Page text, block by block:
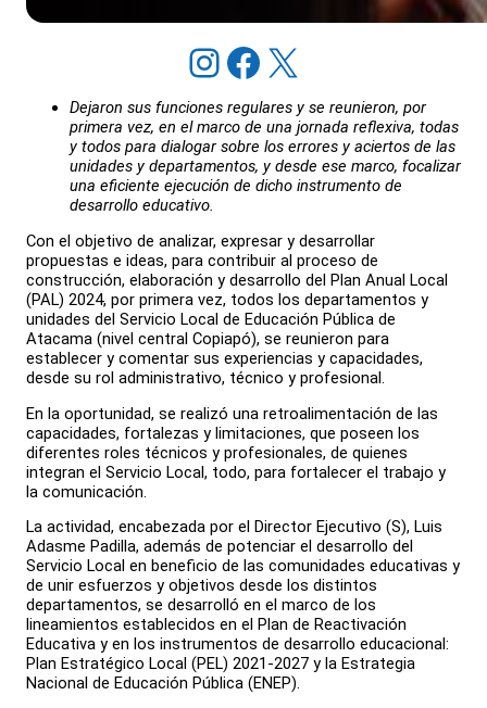
Instagram Facebook X
Dejaron sus funciones regulares y se reunieron, por
primera vez, en el marco de una jornada reflexiva, todas
y todos para dialogar sobre los errores y aciertos de las
unidades y departamentos, y desde ese marco, focalizar
una eficiente ejecución de dicho instrumento de
desarrollo educativo.
Con el objetivo de analizar, expresar y desarrollar
propuestas e ideas, para contribuir al proceso de
construcción, elaboración y desarrollo del Plan Anual Local
(PAL) 2024, por primera vez, todos los departamentos y
unidades del Servicio Local de Educación Pública de
Atacama (nivel central Copiapó), se reunieron para
establecer y comentar sus experiencias y capacidades,
desde su rol administrativo, técnico y profesional.
En la oportunidad, se realizó una retroalimentación de las
capacidades, fortalezas y limitaciones, que poseen los
diferentes roles técnicos y profesionales, de quienes
integran el Servicio Local, todo, para fortalecer el trabajo y
la comunicación.
La actividad, encabezada por el Director Ejecutivo (S), Luis
Adasme Padilla, además de potenciar el desarrollo del
Servicio Local en beneficio de las comunidades educativas y
de unir esfuerzos y objetivos desde los distintos
departamentos, se desarrolló en el marco de los
lineamientos establecidos en el Plan de Reactivación
Educativa y en los instrumentos de desarrollo educacional:
Plan Estratégico Local (PEL) 2021-2027 y la Estrategia
Nacional de Educación Pública (ENEP).